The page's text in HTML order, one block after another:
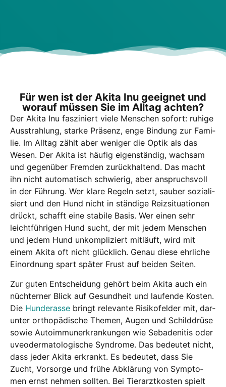
Für wen ist der Aki­ta Inu geeig­net und
wor­auf müs­sen Sie im All­tag ach­ten?
Der Aki­ta Inu fas­zi­niert vie­le Men­schen sofort: ruhi­ge
Aus­strah­lung, star­ke Prä­senz, enge Bin­dung zur Fami­
lie. Im All­tag zählt aber weni­ger die Optik als das
Wesen. Der Aki­ta ist häu­fig eigen­stän­dig, wach­sam
und gegen­über Frem­den zurück­hal­tend. Das macht
ihn nicht auto­ma­tisch schwie­rig, aber anspruchs­voll
in der Füh­rung. Wer kla­re Regeln setzt, sau­ber sozia­li­
siert und den Hund nicht in stän­di­ge Reiz­si­tua­tio­nen
drückt, schafft eine sta­bi­le Basis. Wer einen sehr
leicht­füh­ri­gen Hund sucht, der mit jedem Men­schen
und jedem Hund unkom­pli­ziert mit­läuft, wird mit
einem Aki­ta oft nicht glück­lich. Genau die­se ehr­li­che
Ein­ord­nung spart spä­ter Frust auf bei­den Sei­ten.
Zur guten Ent­schei­dung gehört beim Aki­ta auch ein
nüch­ter­ner Blick auf Gesund­heit und lau­fen­de Kos­ten.
Die Hun­de­ras­se bringt rele­van­te Risi­ko­fel­der mit, dar­
un­ter ortho­pä­di­sche The­men, Augen und Schild­drü­se
sowie Auto­im­mun­erkran­kun­gen wie Seba­de­ni­tis oder
uveo­der­ma­to­lo­gi­sche Syn­dro­me. Das bedeu­tet nicht,
dass jeder Aki­ta erkrankt. Es bedeu­tet, dass Sie
Zucht, Vor­sor­ge und frü­he Abklä­rung von Sym­pto­
men ernst neh­men soll­ten. Bei Tier­arzt­kos­ten spielt